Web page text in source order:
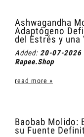
Ashwagandha
Adaptógeno
del Estrés y
Added: 20-07-2026
Rapee.Shop
read more »
Baobab Molido:
su Fuente